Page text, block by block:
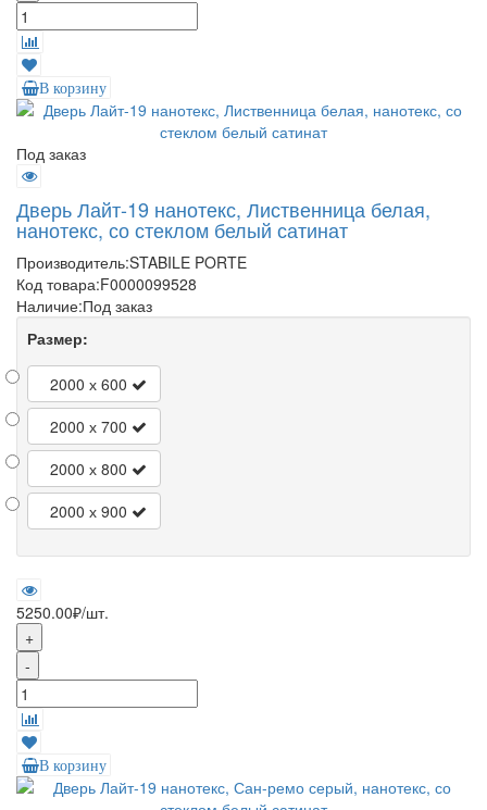
В корзину
Под заказ
Дверь Лайт-19 нанотекс, Лиственница белая,
нанотекс, со стеклом белый сатинат
Производитель:STABILE PORTE
Код товара:F0000099528
Наличие:Под заказ
Размер:
2000 х 600
2000 х 700
2000 х 800
2000 х 900
5250.00₽/шт.
+
-
В корзину